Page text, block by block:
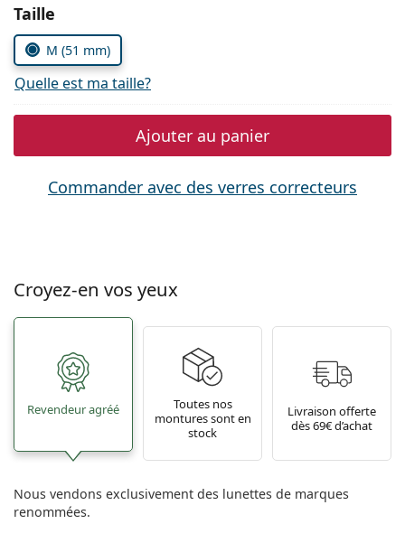
Choisissez les paramètres
Taille
M (51 mm)
Quelle est ma taille?
Ajouter au panier
Commander avec des verres correcteurs
Croyez-en vos yeux
Revendeur agréé
Toutes nos
montures sont en
stock
Livraison offerte
dès 69€ d’achat
Nous vendons exclusivement des lunettes de marques
renommées.